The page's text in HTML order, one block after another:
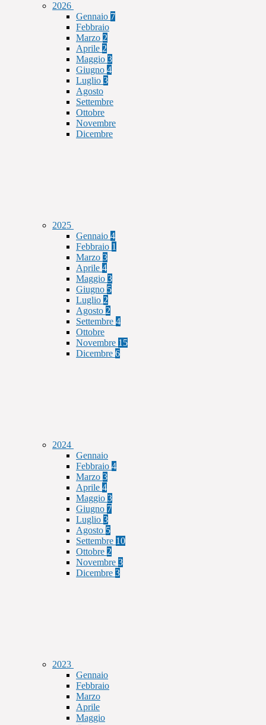
2026
Gennaio 7
Febbraio
Marzo 2
Aprile 2
Maggio 3
Giugno 4
Luglio 3
Agosto
Settembre
Ottobre
Novembre
Dicembre
2025
Gennaio 4
Febbraio 1
Marzo 3
Aprile 4
Maggio 3
Giugno 5
Luglio 2
Agosto 2
Settembre 4
Ottobre
Novembre 15
Dicembre 6
2024
Gennaio
Febbraio 4
Marzo 3
Aprile 4
Maggio 3
Giugno 7
Luglio 3
Agosto 5
Settembre 10
Ottobre 2
Novembre 3
Dicembre 3
2023
Gennaio
Febbraio
Marzo
Aprile
Maggio